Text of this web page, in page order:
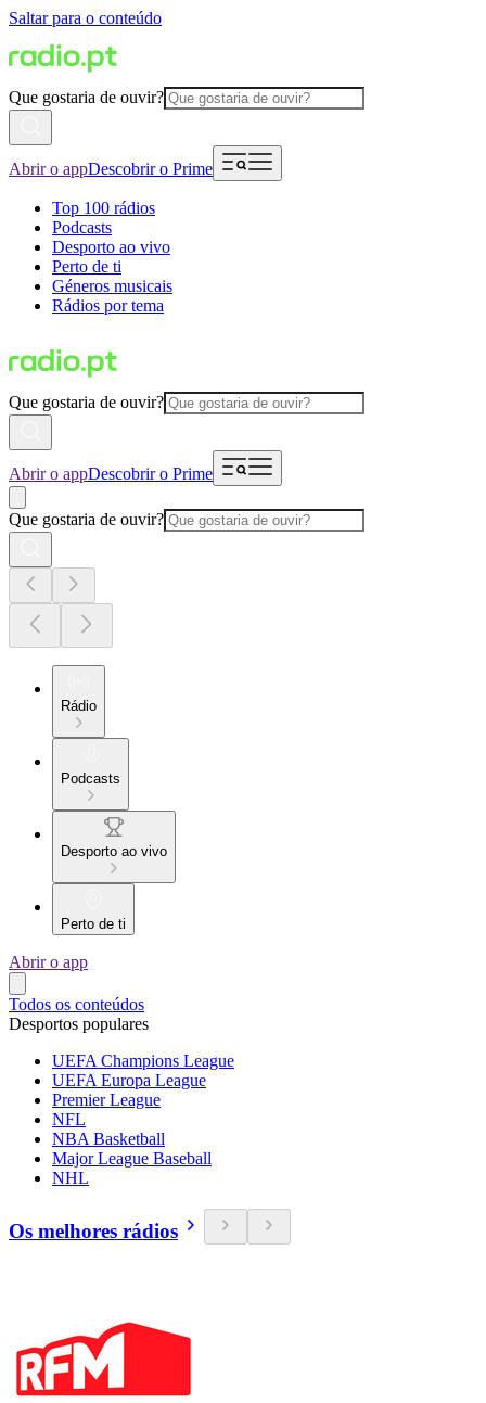
Saltar para o conteúdo
Que gostaria de ouvir?
Abrir o appDescobrir o Prime
Top 100 rádios
Podcasts
Desporto ao vivo
Perto de ti
Géneros musicais
Rádios por tema
Que gostaria de ouvir?
Abrir o appDescobrir o Prime
Que gostaria de ouvir?
Rádio
Podcasts
Desporto ao vivo
Perto de ti
Abrir o app
Todos os conteúdos
Desportos populares
UEFA Champions League
UEFA Europa League
Premier League
NFL
NBA Basketball
Major League Baseball
NHL
Os melhores rádios